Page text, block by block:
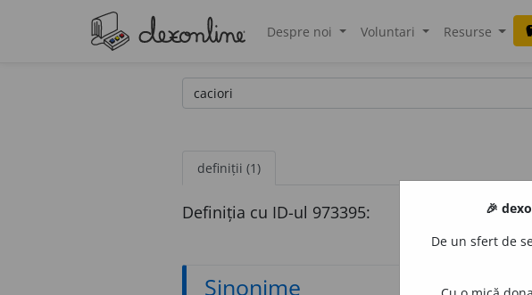
Despre noi Voluntari Resurse
definiții (1)
Definiția cu ID-ul 973395:
Sinonime
🎉
De un sfert de